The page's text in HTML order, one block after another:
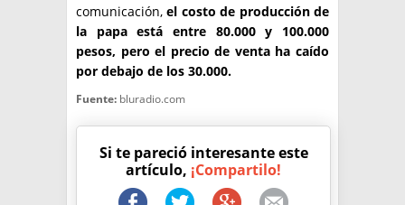
comunicación,el costo de producción de
la papa está entre 80.000 y 100.000
pesos, pero el precio de venta ha caído
por debajo de los 30.000.
Fuente: bluradio.com
Si te pareció interesante este
artículo, ¡Compartilo!